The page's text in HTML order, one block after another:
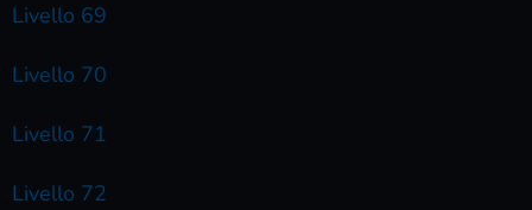
Livello 69
Livello 70
Livello 71
Livello 72